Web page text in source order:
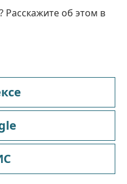
Расскажите об этом в